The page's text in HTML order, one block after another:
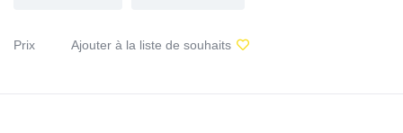
Prix Ajouter à la liste de souhaits